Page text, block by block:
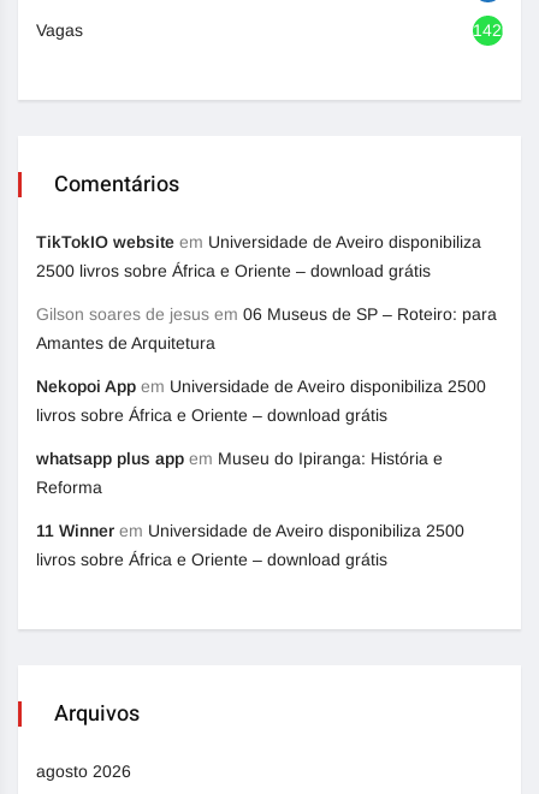
Vagas 1420
Comentários
TikTokIO website em Universidade de Aveiro disponibiliza
2500 livros sobre África e Oriente – download grátis
Gilson soares de jesus em 06 Museus de SP – Roteiro: para
Amantes de Arquitetura
Nekopoi App em Universidade de Aveiro disponibiliza 2500
livros sobre África e Oriente – download grátis
whatsapp plus app em Museu do Ipiranga: História e
Reforma
11 Winner em Universidade de Aveiro disponibiliza 2500
livros sobre África e Oriente – download grátis
Arquivos
agosto 2026